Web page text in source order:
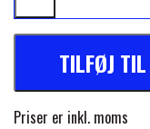
PREMIER
PREMIER
TILFØJ
Priser er inkl. moms